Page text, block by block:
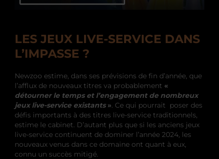
LES JEUX LIVE-SERVICE DANS
L’IMPASSE ?
Newzoo estime, dans ses prévisions de fin d’année, que
l’afflux de nouveaux titres va probablement «
détourner le temps et l’engagement de nombreux
jeux live-service existants». Ce qui pourrait poser des
défis importants à des titres live-service traditionnels,
estime le cabinet. D’autant plus que si les anciens jeux
live-service continuent de dominer l’année 2024, les
nouveaux venus dans ce domaine ont quant à eux,
connu un succès mitigé.